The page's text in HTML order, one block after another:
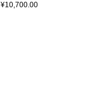
¥10,700.00